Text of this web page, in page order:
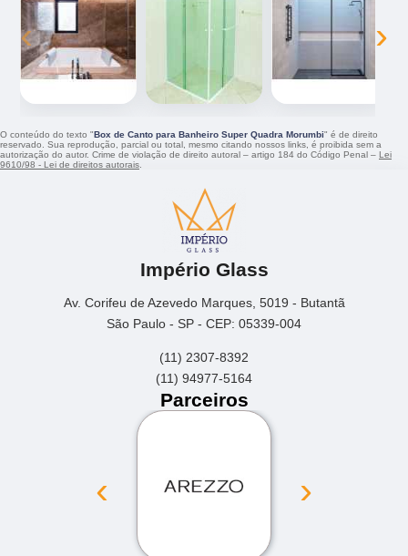
‹ ›
O conteúdo do texto "Box de Canto para Banheiro Super Quadra Morumbi" é de direito
reservado. Sua reprodução, parcial ou total, mesmo citando nossos links, é proibida sem a
autorização do autor. Crime de violação de direito autoral – artigo 184 do Código Penal – Lei
9610/98 - Lei de direitos autorais
Império Glass
Av. Corifeu de Azevedo Marques, 5019 - Butantã
São Paulo - SP - CEP: 05339-004
(11) 2307-8392
(11) 94977-5164
Parceiros
‹ ›